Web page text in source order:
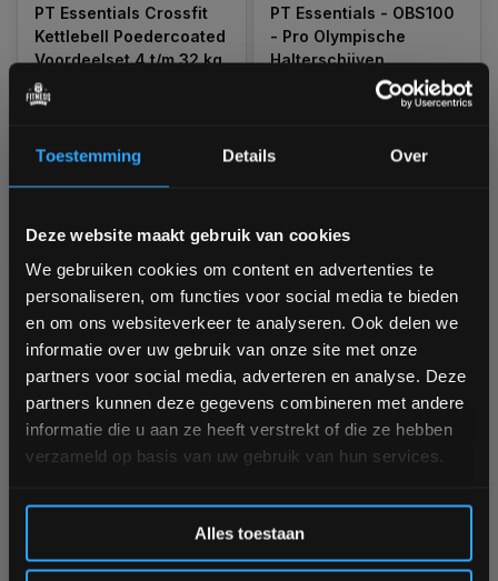
Toestemming Details Over
Deze website maakt gebruik van cookies
We gebruiken cookies om content en advertenties te
personaliseren, om functies voor social media te bieden
en om ons websiteverkeer te analyseren. Ook delen we
informatie over uw gebruik van onze site met onze
partners voor social media, adverteren en analyse. Deze
partners kunnen deze gegevens combineren met andere
informatie die u aan ze heeft verstrekt of die ze hebben
verzameld op basis van uw gebruik van hun services.
Alles toestaan
PT Essentials Crossfit
Kettlebell Poedercoated
Voordeelset 4 t/m 32 kg
Niet op voorraad, vraag naar
de levertijd
€479,00
PT Essentials - OBS100
- Pro Olympische
Halterschijven
Ruim op voorraad
Vergelijk
PT Essentials OFP200
stuk)
1-3 werkdagen
-25%
PT Essentials EZ Curl
Curlstang 120 cm
Ruim op voorraad
1-3 werkdagen
Bam! 5% korting op je volgende
bestelling
Schrijf je in voor onze nieuwsbrief om op de hoogte te
blijven over onze nieuwe producten, deals en meer
interessante info. Ontvang 5% korting op je eerstvolgende
aankoop! 😀
Inschrijven
*Verzendkosten vallen buiten de korting